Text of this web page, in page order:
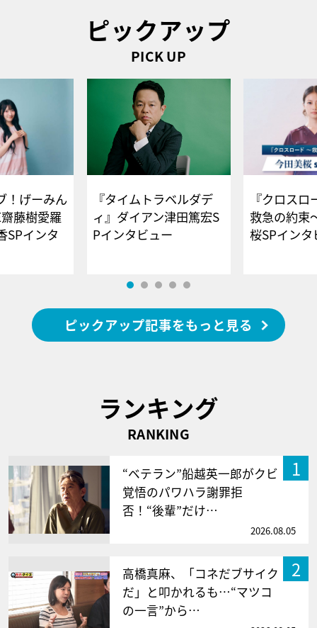
ピックアップ
PICK UP
！げーみん
藤樹愛羅
SPインタ
『タイムトラベルダデ
ィ』ダイアン津田篤宏S
Pインタビュー
『クロス
救急の約束
桜SPイ
ピックアップ記事をもっと見る
ランキング
RANKING
1
“ベテラン”船越英一郎がクビ
覚悟のパワハラ謝罪拒
否！“後輩”だけ…
2026.08.05
2
高橋真麻、「コネだブサイク
だ」と叩かれるも…“マツコ
の一言”から…